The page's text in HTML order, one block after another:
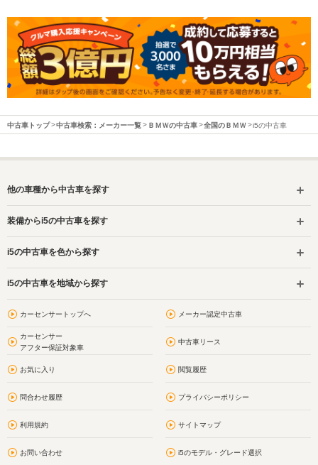
中古車トップ 中古車検索：メーカー一覧 ＢＭＷの中古車 全国のＢＭＷ i5の中古車
他の車種から中古車を探す
装備からi5の中古車を探す
i5の中古車を色から探す
i5の中古車を地域から探す
カーセンサートップへ メーカー認定中古車
カーセンサー
アフター保証対象車
中古車リース
お気に入り 閲覧履歴
問合わせ履歴 プライバシーポリシー
利用規約 サイトマップ
お問い合わせ i5のモデル・グレード選択